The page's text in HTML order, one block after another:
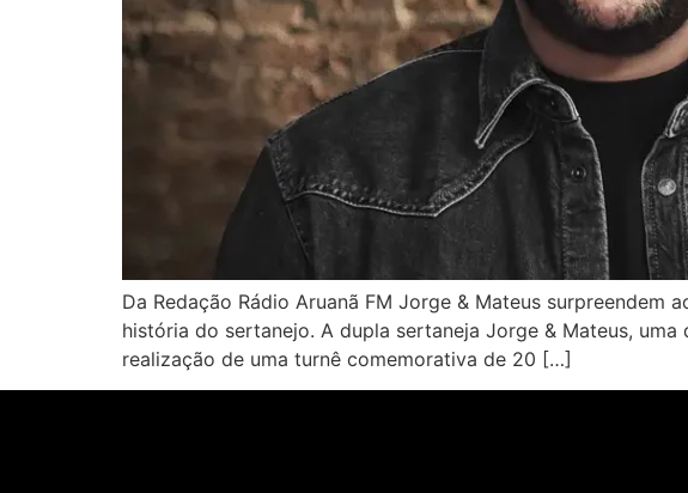
Da Redação Rádio Aruanã FM Jorge & Mateus
história do sertanejo. A dupla sertaneja Jorge & Mateus,
realização de uma turnê comemorativa de 20 […]